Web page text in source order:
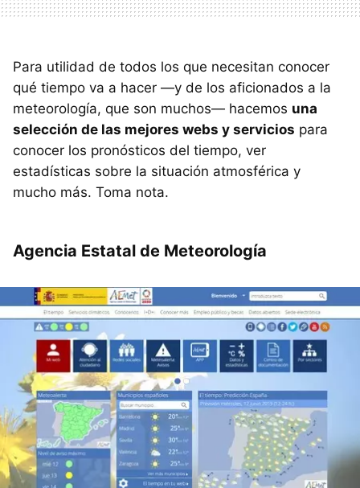
Para utilidad de todos los que necesitan conocer
qué tiempo va a hacer —y de los aficionados a la
meteorología, que son muchos— hacemos una
selección de las mejores webs y servicios para
conocer los pronósticos del tiempo, ver
estadísticas sobre la situación atmosférica y
mucho más. Toma nota.
Agencia Estatal de Meteorología